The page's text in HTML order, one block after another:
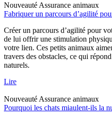
Nouveauté Assurance animaux
Fabriquer un parcours d’agilité
Créer un parcours d’agilité pour
de lui offrir une stimulation
votre lien. Ces petits animaux
travers des obstacles, ce qui
naturels.
Lire
Nouveauté Assurance animaux
Pourquoi les chats miaulent-ils la